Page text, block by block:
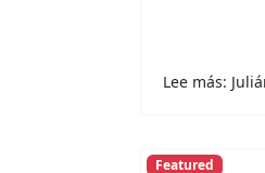
Lee más:
Featured